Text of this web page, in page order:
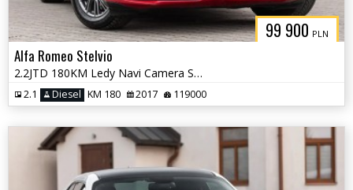
99 900 PLN
Alfa Romeo Stelvio
2.2JTD 180KM Ledy Navi Camera Skóra Full Serwis ASO !!! Nowy Rozrzad !
2.1 Diesel KM 180 2017 119000